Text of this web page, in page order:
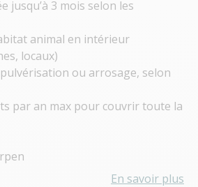
jusqu’à 3 mois selon les
animal en intérieur
locaux)
ou arrosage, selon
par an max pour couvrir toute la
En savoir plus